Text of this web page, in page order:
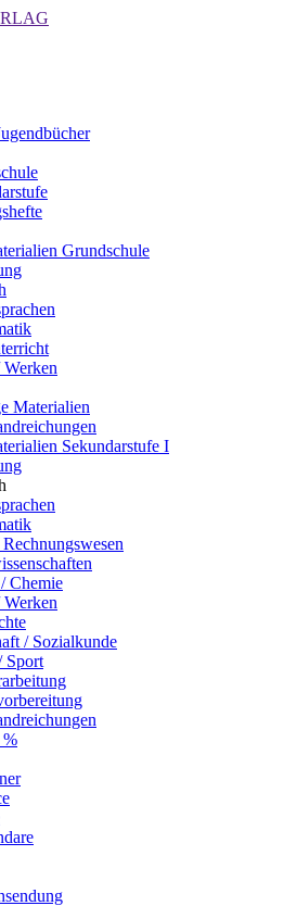
Grundschule
Materialien
Sekundarstufe I
Chemie
/ Sozialkunde
Sport
%